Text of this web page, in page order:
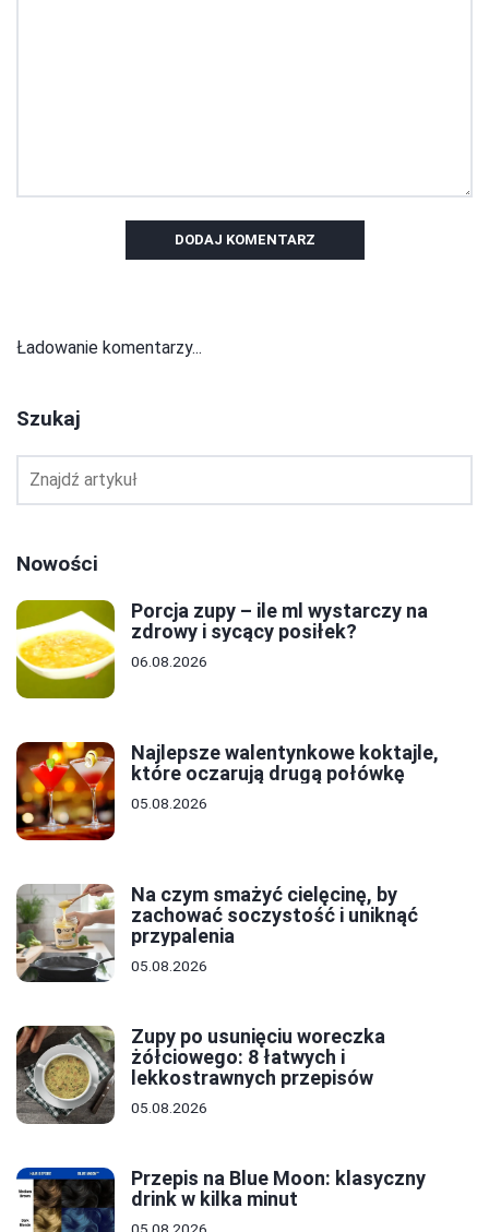
DODAJ KOMENTARZ
Ładowanie komentarzy...
Szukaj
Nowości
Porcja zupy – ile ml wystarczy na
zdrowy i sycący posiłek?
06.08.2026
Najlepsze walentynkowe koktajle,
które oczarują drugą połówkę
05.08.2026
Na czym smażyć cielęcinę, by
zachować soczystość i uniknąć
przypalenia
05.08.2026
Zupy po usunięciu woreczka
żółciowego: 8 łatwych i
lekkostrawnych przepisów
05.08.2026
Przepis na Blue Moon: klasyczny
drink w kilka minut